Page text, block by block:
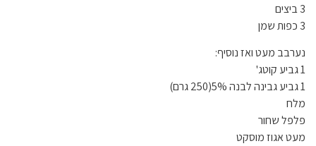
3 ביצים
3 כפות שמן
נערבב מעט ואז נוסיף:
1 גביע קוטג'
1 גביע גבינה לבנה 5%(250 גרם)
מלח
פלפל שחור
מעט אגוז מוסקט